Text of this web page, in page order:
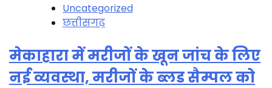
Uncategorized
छत्तीसगढ़
मेकाहारा में मरीजों के खून जांच के लिए
नई व्यवस्था, मरीजों के ब्लड सैम्पल को